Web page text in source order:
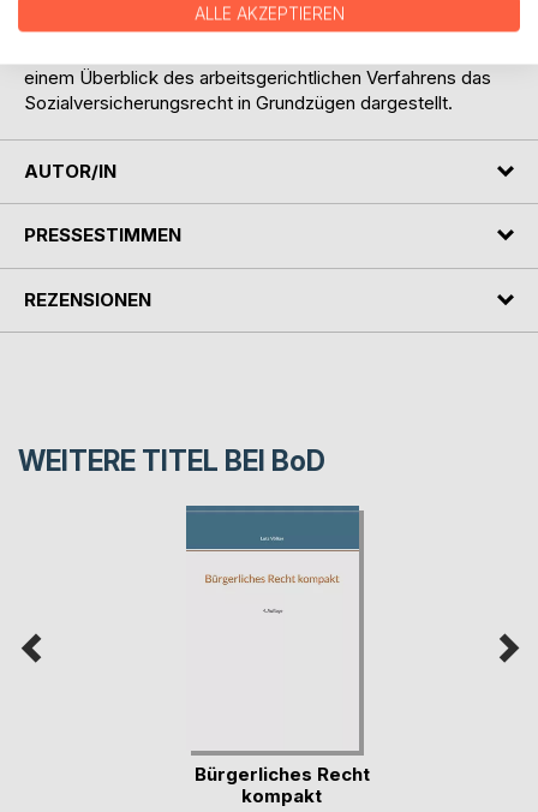
Mitbestimmungs-, Tarifvertragsrecht sowie das Koalitions-
einem Überblick des arbeitsgerichtlichen Verfahrens das
Sozialversicherungsrecht in Grundzügen dargestellt.
AUTOR/IN
PRESSESTIMMEN
REZENSIONEN
WEITERE TITEL BEI BoD
Bürgerliches Recht
kompakt
ALLE AKZEPTIEREN